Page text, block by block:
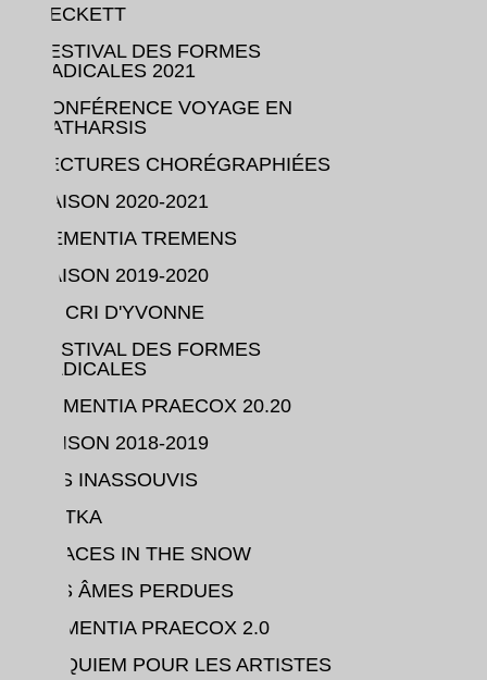
BECKETT
FESTIVAL DES FORMES
RADICALES 2021
CONFÉRENCE VOYAGE EN
CATHARSIS
LECTURES CHORÉGRAPHIÉES
SAISON 2020-2021
DEMENTIA TREMENS
SAISON 2019-2020
LE CRI D'YVONNE
FESTIVAL DES FORMES
RADICALES
DEMENTIA PRAECOX 20.20
SAISON 2018-2019
LES INASSOUVIS
MATKA
TRACES IN THE SNOW
LES ÂMES PERDUES
DEMENTIA PRAECOX 2.0
REQUIEM POUR LES ARTISTES